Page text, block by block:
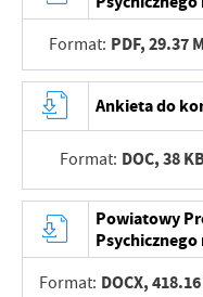
Format: PDF,29.37
Ankieta do
Format: DOC,38
Powiatowy
Psychicznego
Format: DOCX,